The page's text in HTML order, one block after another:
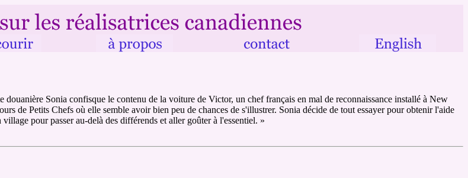
Sonia confisque le contenu de la voiture de Victor, un chef français en mal de reconnaissance installé à New
de Petits Chefs où elle semble avoir bien peu de chances de s'illustrer. Sonia décide de tout essayer pour obtenir l'aide
pour passer au-delà des différends et aller goûter à l'essentiel. »